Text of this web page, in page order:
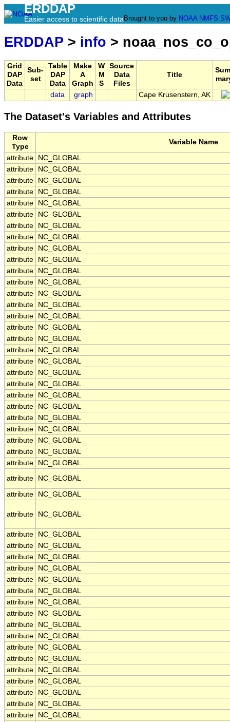
ERDDAP
Easier access to scientific data Brought to you by NOAA NMFS
ERDDAP > info >
Grid
DAP
Data
Sub-
set
Table
DAP
Data
Make
A
Graph
W
M
S
Source
Data
Files
Title
data graph Cape Krusenstern, AK
The Dataset's Variables and Attributes
Row
Type
Variable Name
attribute
NC_GLOBAL
attribute
NC_GLOBAL
attribute
NC_GLOBAL
attribute
NC_GLOBAL
attribute
NC_GLOBAL
attribute
NC_GLOBAL
attribute
NC_GLOBAL
attribute
NC_GLOBAL
attribute
NC_GLOBAL
attribute
NC_GLOBAL
attribute
NC_GLOBAL
attribute
NC_GLOBAL
attribute
NC_GLOBAL
attribute
NC_GLOBAL
attribute
NC_GLOBAL
attribute
NC_GLOBAL
attribute
NC_GLOBAL
attribute
NC_GLOBAL
attribute
NC_GLOBAL
attribute
NC_GLOBAL
attribute
NC_GLOBAL
attribute
NC_GLOBAL
attribute
NC_GLOBAL
attribute
NC_GLOBAL
attribute
NC_GLOBAL
attribute
NC_GLOBAL
attribute
NC_GLOBAL
attribute
NC_GLOBAL
attribute
NC_GLOBAL
attribute NC_GLOBAL
attribute NC_GLOBAL
attribute
NC_GLOBAL
attribute
NC_GLOBAL
attribute
NC_GLOBAL
attribute
NC_GLOBAL
attribute
NC_GLOBAL
attribute
NC_GLOBAL
attribute
NC_GLOBAL
attribute
NC_GLOBAL
attribute
NC_GLOBAL
attribute
NC_GLOBAL
attribute
NC_GLOBAL
attribute
NC_GLOBAL
attribute
NC_GLOBAL
attribute
NC_GLOBAL
attribute
NC_GLOBAL
attribute
NC_GLOBAL
attribute
NC_GLOBAL